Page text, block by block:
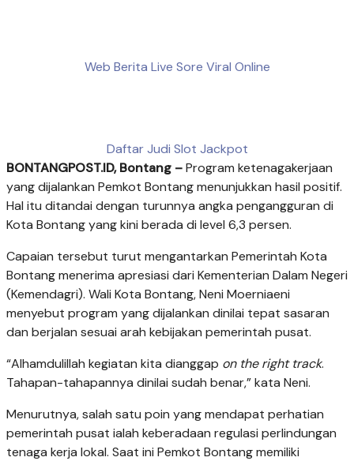
Web Berita Live Sore Viral Online
Daftar Judi Slot Jackpot
BONTANGPOST.ID, Bontang –Program ketenagakerjaan
yang dijalankan Pemkot Bontang menunjukkan hasil positif.
Hal itu ditandai dengan turunnya angka pengangguran di
Kota Bontang yang kini berada di level 6,3 persen.
Capaian tersebut turut mengantarkan Pemerintah Kota
Bontang menerima apresiasi dari Kementerian Dalam Negeri
(Kemendagri). Wali Kota Bontang,Neni Moerniaeni
menyebut program yang dijalankan dinilai tepat sasaran
dan berjalan sesuai arah kebijakan pemerintah pusat.
“Alhamdulillah kegiatan kita dianggap on the right track.
Tahapan-tahapannya dinilai sudah benar,” kata Neni.
Menurutnya, salah satu poin yang mendapat perhatian
pemerintah pusat ialah keberadaan regulasi perlindungan
tenaga kerja lokal. Saat ini Pemkot Bontang memiliki